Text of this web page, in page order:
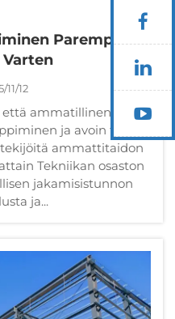
Parempaa
Varten
11/12
että ammatillinen kasvu
ja avoin tiedon
ammattitaidon
Tekniikan osaston
jakamisistunnon
ja...